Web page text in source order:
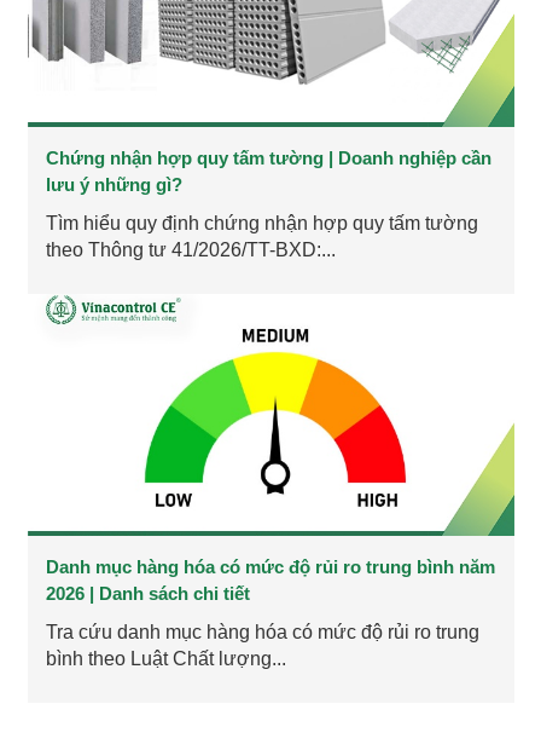
Chứng nhận hợp quy tấm tường | Doanh nghiệp cần
lưu ý những gì?
Tìm hiểu quy định chứng nhận hợp quy tấm tường
theo Thông tư 41/2026/TT-BXD:...
Danh mục hàng hóa có mức độ rủi ro trung bình năm
2026 | Danh sách chi tiết
Tra cứu danh mục hàng hóa có mức độ rủi ro trung
bình theo Luật Chất lượng...